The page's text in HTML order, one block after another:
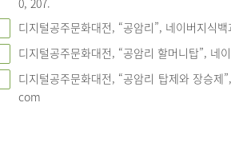
0, 207.
디지털공주문화대전, “공암리”, 네이버지
디지털공주문화대전, “공암리 할머니탑”,
디지털공주문화대전, “공암리 탑제와 장승
com